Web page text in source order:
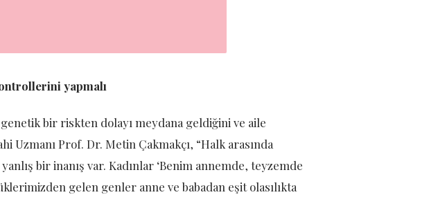
yapmalı
bir riskten dolayı meydana geldiğini ve aile
Prof. Dr. Metin Çakmakçı, “Halk arasında
bir inanış var. Kadınlar ‘Benim annemde, teyzemde
gelen genler anne ve babadan eşit olasılıkta